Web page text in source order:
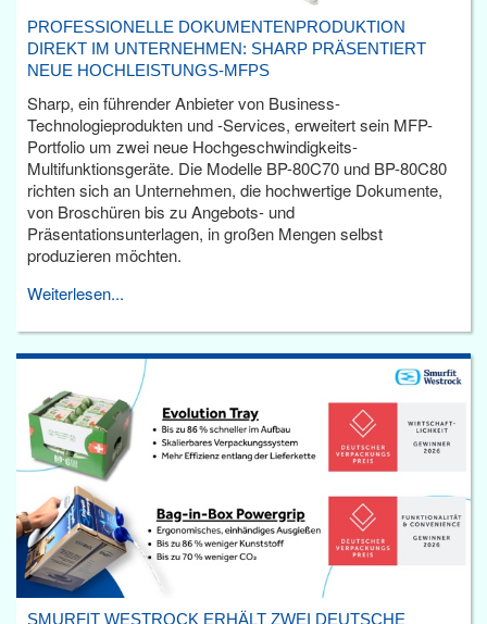
PROFESSIONELLE DOKUMENTENPRODUKTION
DIREKT IM UNTERNEHMEN: SHARP PRÄSENTIERT
NEUE HOCHLEISTUNGS-MFPS
Sharp, ein führender Anbieter von Business-
Technologieprodukten und -Services, erweitert sein MFP-
Portfolio um zwei neue Hochgeschwindigkeits-
Multifunktionsgeräte. Die Modelle BP-80C70 und BP-80C80
richten sich an Unternehmen, die hochwertige Dokumente,
von Broschüren bis zu Angebots- und
Präsentationsunterlagen, in großen Mengen selbst
produzieren möchten.
Weiterlesen...
SMURFIT WESTROCK ERHÄLT ZWEI DEUTSCHE